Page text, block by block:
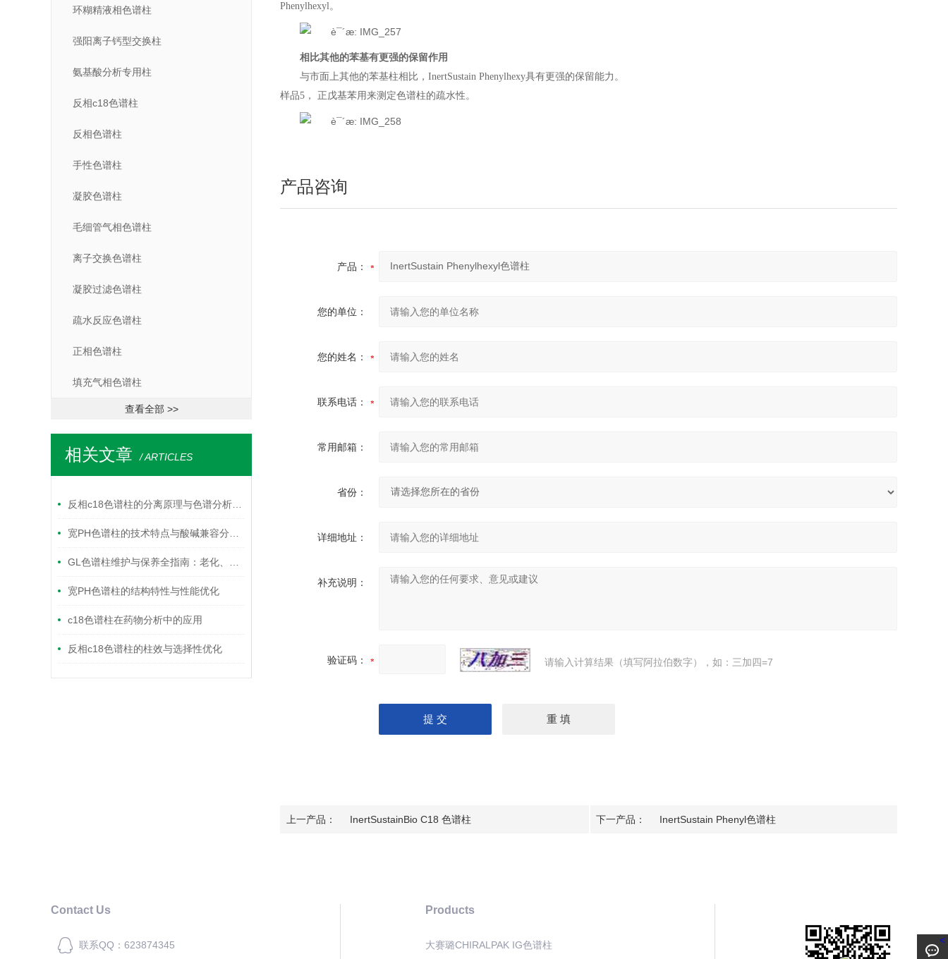
环糊精液相色谱柱
强阳离子钙型交换柱
氨基酸分析专用柱
反相c18色谱柱
反相色谱柱
手性色谱柱
凝胶色谱柱
毛细管气相色谱柱
离子交换色谱柱
凝胶过滤色谱柱
疏水反应色谱柱
正相色谱柱
填充气相色谱柱
查看全部 >>
相关文章 / ARTICLES
反相c18色谱柱的分离原理与色谱分析应用要点
宽PH色谱柱的技术特点与酸碱兼容分离应用解析
GL色谱柱维护与保养全指南：老化、清洗与存储最佳实践
宽PH色谱柱的结构特性与性能优化
c18色谱柱在药物分析中的应用
反相c18色谱柱的柱效与选择性优化
Phenylhexyl。
相比其他的苯基有更强的保留作用
与市面上其他的苯基柱相比，InertSustain Phenylhexy具有更强的保留能力。
样品5， 正戊基苯用来测定色谱柱的疏水性。
产品咨询
产品：
您的单位：
您的姓名：
联系电话：
常用邮箱：
省份：
详细地址：
补充说明：
验证码： 请输入计算结果（填写阿拉伯数字），如：三加四=7
上一产品： InertSustainBio C18 色谱柱 下一产品： InertSustain Phenyl色谱柱
Contact Us
联系QQ：623874345
Products
大赛璐CHIRALPAK IG色谱柱 <